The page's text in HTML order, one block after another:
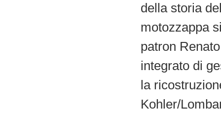
della storia
motozzappa
patron
integrato di
la
Kohler/